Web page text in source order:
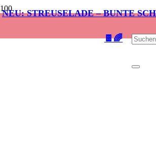
NEU: STREUSELADE – BUNTE
🍫🌈